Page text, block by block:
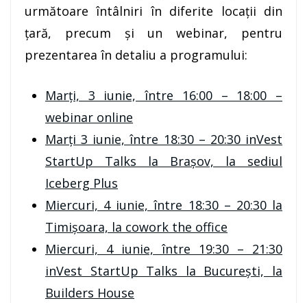
următoare întâlniri în diferite locații din
țară, precum și un webinar, pentru
prezentarea în detaliu a programului:
Marți, 3 iunie, între 16:00 – 18:00 –
webinar online
Marți 3 iunie, între 18:30 – 20:30 inVest
StartUp Talks la Brașov, la sediul
Iceberg Plus
Miercuri, 4 iunie, între 18:30 – 20:30 la
Timișoara, la cowork the office
Miercuri, 4 iunie, între 19:30 – 21:30
inVest StartUp Talks la București, la
Builders House